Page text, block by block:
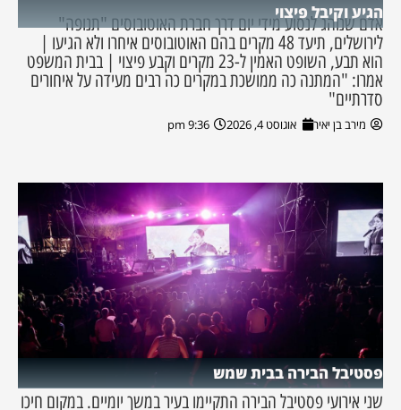
הגיע וקיבל פיצוי
אדם שנוהג לנסוע מידי יום דרך חברת האוטובוסים "תנופה"
לירושלים, תיעד 48 מקרים בהם האוטובוסים איחרו ולא הגיעו |
הוא תבע, השופט האמין ל-23 מקרים וקבע פיצוי | בבית המשפט
אמרו: "המתנה כה ממושכת במקרים כה רבים מעידה על איחורים
סדרתיים"
מירב בן יאיר אוגוסט 4, 2026 9:36 pm
פסטיבל הבירה בבית שמש
שני אירועי פסטיבל הבירה התקיימו בעיר במשך יומיים. במקום חיכו